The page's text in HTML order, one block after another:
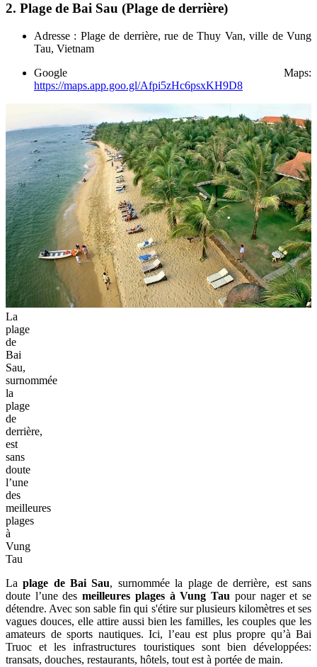
2. Plage de Bai Sau (Plage de derrière)
Adresse : Plage de derrière, rue de Thuy Van, ville de Vung
Tau, Vietnam
Google Maps:
https://maps.app.goo.gl/Afpi5zHc6psxKH9D8
La
plage
de
Bai
Sau,
surnommée
la
plage
de
derrière,
est
sans
doute
l’une
des
meilleures
plages
à
Vung
Tau
Laplage de Bai Sau, surnommée la plage de derrière, est sans
doute l’une desmeilleures plages à Vung Tau pour nager et se
détendre. Avec son sable fin qui s'étire sur plusieurs kilomètres et ses
vagues douces, elle attire aussi bien les familles, les couples que les
amateurs de sports nautiques. Ici, l’eau est plus propre qu’à Bai
Truoc et les infrastructures touristiques sont bien développées:
transats, douches, restaurants, hôtels, tout est à portée de main.